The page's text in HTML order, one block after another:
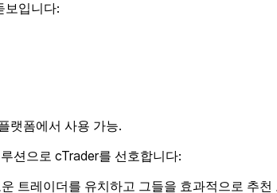
보입니다:
랫폼에서 사용 가능.
션으로 cTrader를 선호합니다:
트레이더를 유치하고 그들을 효과적으로 추